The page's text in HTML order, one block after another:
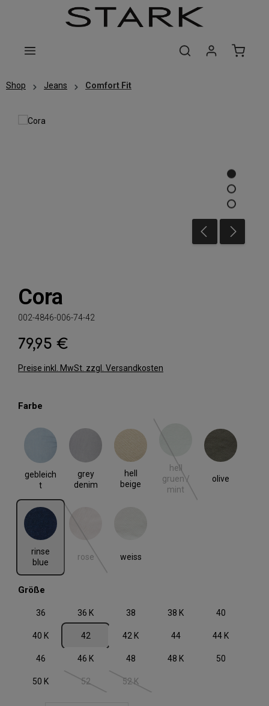
Zum Hauptinhalt springen
Shop Jeans Comfort Fit
Cora
002-4846-006-74-42
Regulärer Preis:
79,95 €
Preise inkl. MwSt. zzgl. Versandkosten
Farbe
gebleich
t
gebleicht
grey
denim
grey denim
hell
beige
hell beige
hell
gruen /
mint
hell gruen / mint
(Diese Option ist zurzeit
olive
olive
rinse
blue
rinse blue
rose
rose
(Diese Option ist zurzeit nicht verfügbar.)
weiss
Größe
36 36 K 38 38 K 40
40 K 42 42 K 44 44 K
46 46 K 48 48 K 50
50 K 52(Diese Option ist zurzeit nicht verfügbar.)
52 K(Diese Option ist zurzeit nicht verfügbar.)